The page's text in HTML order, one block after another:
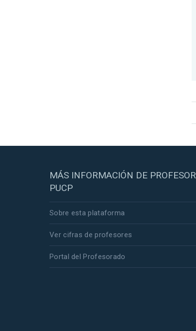
MÁS INFORMACIÓN DE
PUCP
Sobre esta plataforma
Ver cifras de profesores
Portal del Profesorado